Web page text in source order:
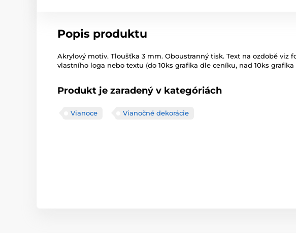
Popis produktu
Akrylový motiv. Tloušťka 3 mm. Oboustranný tisk. Text na ozdobě viz
vlastního loga nebo textu (do 10ks grafika dle ceníku, nad 10ks grafika
Produkt je zaradený v kategóriách
Vianoce Vianočné dekorácie